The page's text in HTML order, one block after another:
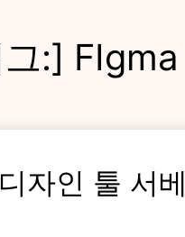
:] FIgma
자인 툴 서베